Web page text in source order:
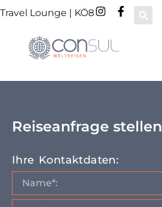
Travel Lounge | KÖ8
Reiseanfrage stellen
Ihre Kontaktdaten: